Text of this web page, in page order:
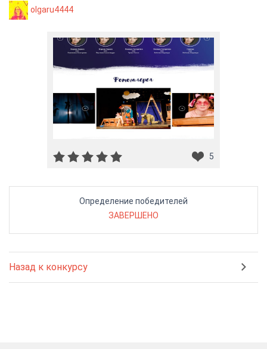
olgaru4444
5
Определение победителей
ЗАВЕРШЕНО
Назад к конкурсу